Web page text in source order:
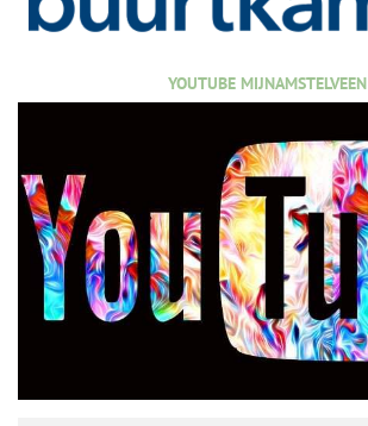
YOUTUBE MIJNAMSTELVEEN